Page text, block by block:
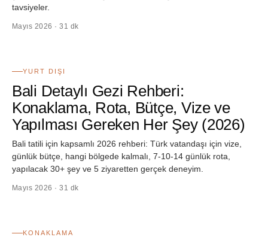
tavsiyeler.
Mayıs 2026 · 31 dk
YURT DIŞI
Bali Detaylı Gezi Rehberi:
Konaklama, Rota, Bütçe, Vize ve
Yapılması Gereken Her Şey (2026)
Bali tatili için kapsamlı 2026 rehberi: Türk vatandaşı için vize,
günlük bütçe, hangi bölgede kalmalı, 7-10-14 günlük rota,
yapılacak 30+ şey ve 5 ziyaretten gerçek deneyim.
Mayıs 2026 · 31 dk
KONAKLAMA